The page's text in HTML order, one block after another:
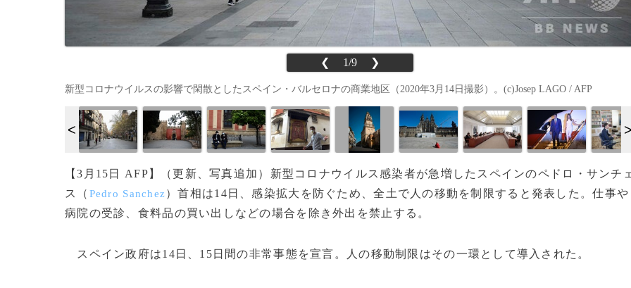
❮ 1/9 ❯
新型コロナウイルスの影響で閑散としたスペイン・バルセロナの商業地区（2020年3月14日撮影）。(c)Josep LAGO / AFP
【3月15日 AFP】（更新、写真追加）新型コロナウイルス感染者が急増したスペインのペドロ・サンチ
ス（ Pedro Sanchez）首相は14日、感染拡大を防ぐため、全土で人の移動を制限すると発表した。仕事や
病院の受診、食料品の買い出しなどの場合を除き外出を禁止する。
スペイン政府は14日、15日間の非常事態を宣言。人の移動制限はその一環として導入された。